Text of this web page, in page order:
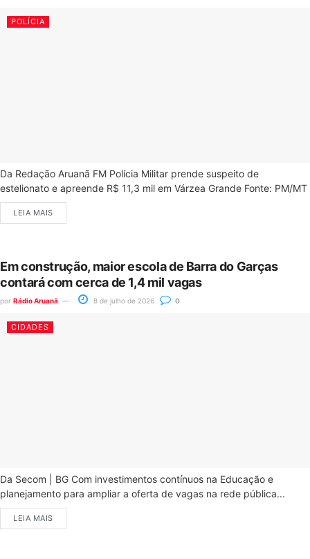
POLÍCIA
Da Redação Aruanã FM Polícia Militar prende suspeito de
estelionato e apreende R$ 11,3 mil em Várzea Grande Fonte: PM/MT
LEIA MAIS
Em construção, maior escola de Barra do Garças
contará com cerca de 1,4 mil vagas
por Rádio Aruanã 8 de julho de 2026 0
CIDADES
Da Secom | BG Com investimentos contínuos na Educação e
planejamento para ampliar a oferta de vagas na rede pública...
LEIA MAIS